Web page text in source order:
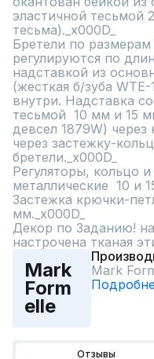
эластичной тесьмой
тесьма)._x000D_
Бретели по
регулируются по
надставкой из
(жесткая б/зуба
внутри. Надставка
тесьмой  10 мм и 15
девсел 1879W)
через застежку-
бретели._x000D_
Регуляторы, кольцо
металлические  10 и
Застежка крючки-
мм._x000D_
Декор по Заданию!
настрочена тканая
Mark
Form
elle
Mark
Отзывы